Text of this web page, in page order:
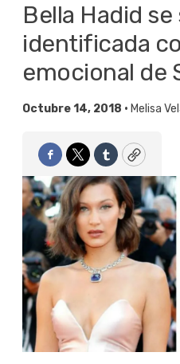
Bella Hadid
identificada
emocional de
Octubre 14, 2018 • Melisa
Facebook
TwitterTumblrCopy